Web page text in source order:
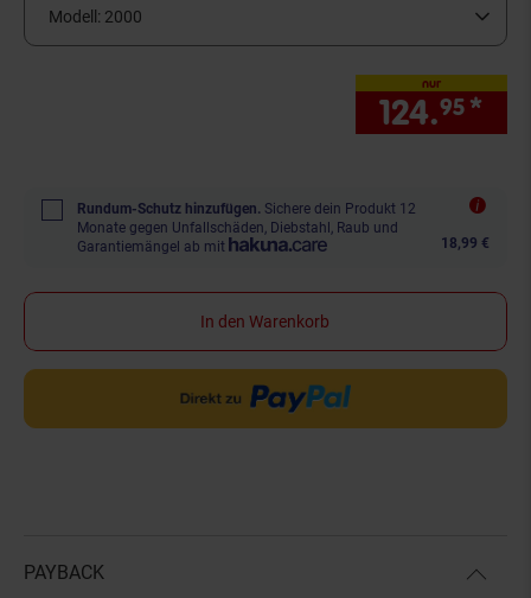
Modell: 2000
nur
124.95 *
Rundum-Schutz hinzufügen. Sichere dein Produkt 12
Monate gegen Unfallschäden, Diebstahl, Raub und
Garantiemängel ab mit
18,99 €
In den Warenkorb
PAYBACK